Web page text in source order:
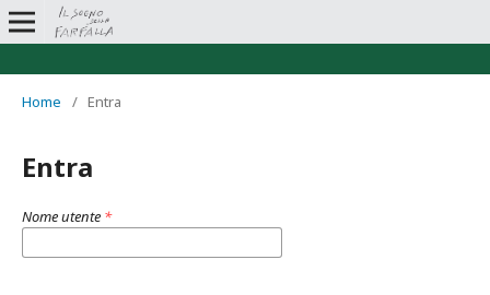
Home / Entra
Entra
Nome utente *